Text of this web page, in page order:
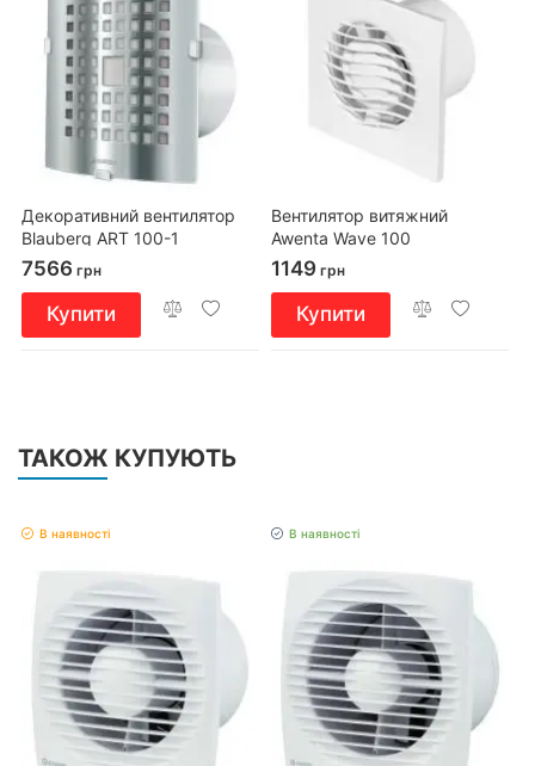
Декоративний вентилятор
Blauberg ART 100-1
7566 грн
Купити
Вентилятор витяжний
Awenta Wave 100
1149 грн
Купити
ТАКОЖ КУПУЮТЬ
В наявності В наявності